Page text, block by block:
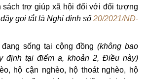
sách trợ giúp xã hội đối với đối tượng
gọi tắt là Nghị định số 20/2021/NĐ-
sống tại cộng đồng(không bao
định tại điểm a, khoản 2, Điều này)
hộ cận nghèo, hộ thoát nghèo, hộ